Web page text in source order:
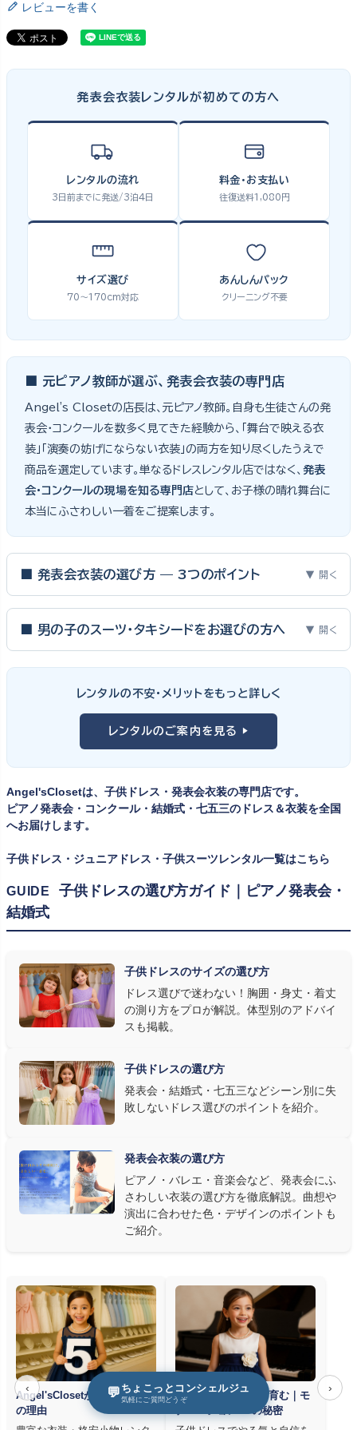
レビューを書く
発表会衣装レンタルが初めての方へ
レンタルの流れ
3日前までに発送/3泊4日
料金・お支払い
往復送料1,080円
サイズ選び
70〜170cm対応
あんしんパック
クリーニング不要
■ 元ピアノ教師が選ぶ、発表会衣装の専門店
Angel's Closetの店長は、元ピアノ教師。自身も生徒さんの発
表会・コンクールを数多く見てきた経験から、「舞台で映える衣
装」「演奏の妨げにならない衣装」の両方を知り尽くしたうえで
商品を選定しています。単なるドレスレンタル店ではなく、 発表
会・コンクールの現場を知る専門店として、お子様の晴れ舞台に
本当にふさわしい一着をご提案します。
■ 発表会衣装の選び方 — 3つのポイント ▼ 開く
ピアノ発表会・バイオリン発表会・コンクールの舞台は、お子様にと
って特別な一日。元ピアノ教師としての経験から、衣装選びで大切
① サイズは"ジャストフィット"を選ぶ
舞台上で最も美しく見えるのは、お子様の体にきちんと合ったサ
イズのドレス・スーツです。「大きめを買って長く着せたい」という
何よりお子様を輝かせます。レンタルなら、その時のジャストサイ
ズを遠慮なく選べるのが最大のメリット。胸囲・身丈の正しい測り
② 舞台で映える色・楽器に合うデザインを選ぶ
発表会の舞台は照明が強く、客席からは意外と色味が飛んで見え
ます。ネイビー・ブラック・深みのあるジュエルカラーはホールの照
す。またピアノ演奏なら落ち着いたシックなトーン、バイオリンやソ
ロ演奏なら華やかで視線を集めるデザイン、合唱やアンサンブル
なら衣装同士が調和するクラシカルな色合い、と演目に合わせた
③ 演奏の動きを妨げない設計か確認する
発表会ドレス選びで見落とされがちなのが"動きやすさ"です。ピ
アノならペダル操作を妨げない丈感、バイオリンなら弓を動かす
右腕のゆとり、管楽器なら胸元の締め付けがないこと——演奏の
質は衣装で変わります。Angel's Closetのレンタル衣装は、元ピ
アノ教師の店長が発表会・コンクールでのご使用を前提に厳選し
た商品
を多数ご用意しています。
■ 男の子のスーツ・タキシードをお選びの方へ ▼ 開く
向け、スリーピーススーツやベストスタイルは合唱・アンサンブル向
けと、シーンで使い分けるのがおすすめです。詳しくは
ツ・タキシード一覧
レンタルの不安・メリットをもっと詳しく
レンタルのご案内を見る ▶
Angel'sClosetは、子供ドレス・発表会衣装の専門店です。
ピアノ発表会・コンクール・結婚式・七五三のドレス＆衣装を全国
へお届けします。
子供ドレス・ジュニアドレス・子供スーツレンタル一覧はこちら
GUIDE
子供ドレスの選び方ガイド｜ピアノ発表会・
結婚式
子供ドレスのサイズの選び方
ドレス選びで迷わない！胸囲・身丈・着丈
の測り方をプロが解説。体型別のアドバイ
スも掲載。
子供ドレスの選び方
発表会・結婚式・七五三などシーン別に失
敗しないドレス選びのポイントを紹介。
発表会衣装の選び方
ピアノ・バレエ・音楽会など、発表会にふ
さわしい衣装の選び方を徹底解説。曲想や
演出に合わせた色・デザインのポイントも
ご紹介。
‹ ›
Angel'sClosetが選ばれる5つ
の理由
子供ドレスで自信を育む｜モ
チベーションUPの秘密
💬 ちょこっとコンシェルジュ
気軽にご質問どうぞ